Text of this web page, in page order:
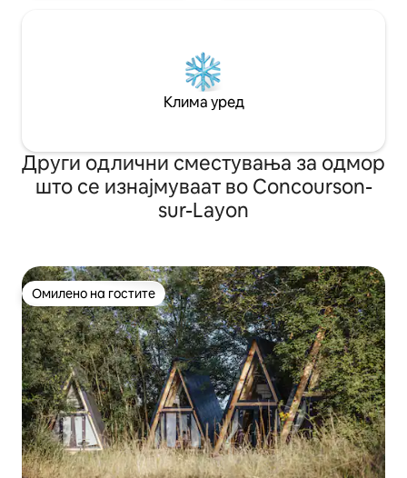
Клима уред
Други одлични сместувања за одмор
што се изнајмуваат во Concourson-
sur-Layon
Омилено на гостите
Омилено на гостите